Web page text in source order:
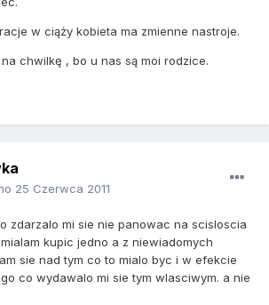
w ciąży kobieta ma zmienne nastroje.
chwilkę , bo u nas są moi rodzice.
25 Czerwca 2011
zdarzalo mi sie nie panowac na scisloscia
kupic jedno a z niewiadomych
sie nad tym co to mialo byc i w efekcie
co wydawalo mi sie tym wlasciwym. a nie